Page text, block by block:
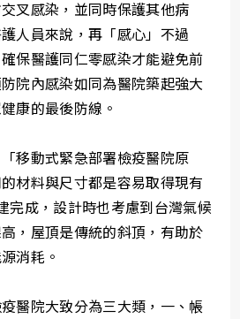
叉感染，並同時保護其他病
人員來說，再「感心」不過
保醫護同仁零感染才能避免前
院內感染如同為醫院築起強大
康的最後防線。
移動式緊急部署檢疫醫院原
材料與尺寸都是容易取得現有
完成，設計時也考慮到台灣氣候
，屋頂是傳統的斜頂，有助於
消耗。
醫院大致分為三大類，一、帳